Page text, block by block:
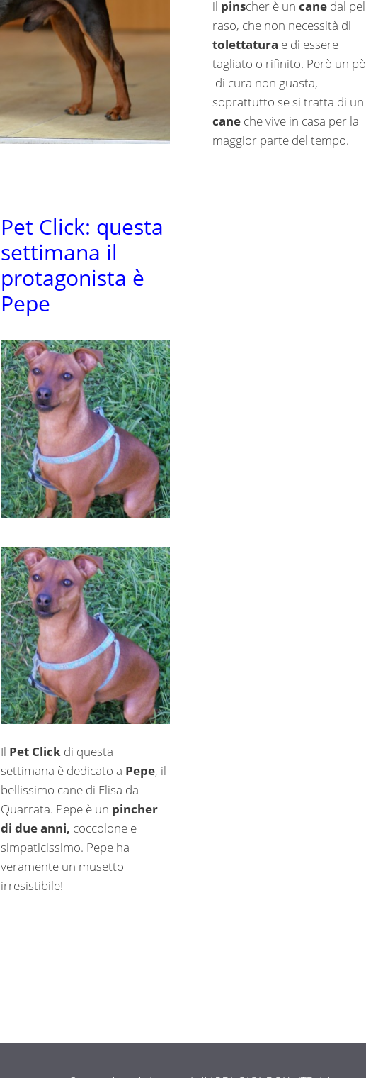
il pinscher è un canedal
raso, che non necessità di
tolettatura e di essere
tagliato o rifinito. Però un pò
di cura non guasta,
soprattutto se si tratta di un
caneche vive in casa per la
maggior parte del tempo.
Pet Click: questa
settimana il
protagonista è
Pepe
Il Pet Click di questa
settimana è dedicato a Pepe, il
bellissimo cane di Elisa da
Quarrata. Pepe è un pincher
di due anni, coccolone e
simpaticissimo. Pepe ha
veramente un musetto
irresistibile!